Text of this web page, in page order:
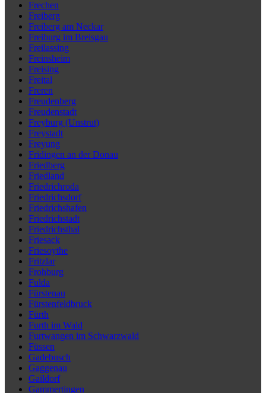
Frechen
Freiberg
Freiberg am Neckar
Freiburg im Breisgau
Freilassing
Freinsheim
Freising
Freital
Freren
Freudenberg
Freudenstadt
Freyburg (Unstrut)
Freystadt
Freyung
Fridingen an der Donau
Friedberg
Friedland
Friedrichroda
Friedrichsdorf
Friedrichshafen
Friedrichstadt
Friedrichsthal
Friesack
Friesoythe
Fritzlar
Frohburg
Fulda
Fürstenau
Fürstenfeldbruck
Fürth
Furth im Wald
Furtwangen im Schwarzwald
Füssen
Gadebusch
Gaggenau
Gaildorf
Gammertingen